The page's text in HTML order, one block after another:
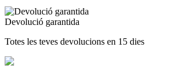
BEGUDES
Temporada
2026 3
Veure productes
Devolució garantida
Totes les teves devolucions en 15 dies